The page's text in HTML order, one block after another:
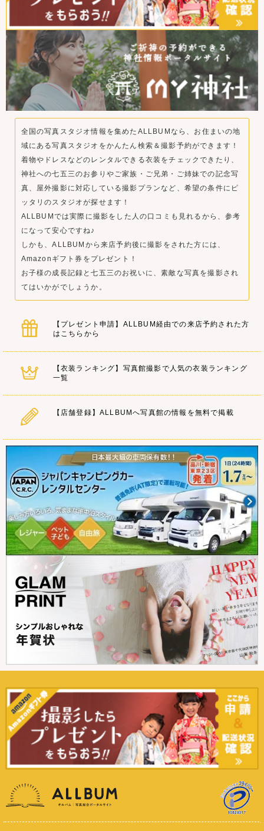
全国の写真スタジオ情報を集めたALLBUMなら、お住まいの地
域にある写真スタジオをかんたん検索＆撮影予約ができます！
着物やドレスなどのレンタルできる衣装をチェックできたり、
神社への七五三のお参りやご家族・ご兄弟・ご姉妹での記念写
真、屋外撮影に対応している撮影プランなど、希望の条件にピ
ッタリのスタジオが探せます！
ALLBUMでは実際に撮影をした人の口コミも見れるから、参考
になって安心ですね♪
しかも、ALLBUMから来店予約後に撮影をされた方には、
Amazonギフト券をプレゼント！
お子様の成長記録と七五三のお祝いに、素敵な写真を撮影され
てはいかがでしょうか。
【プレゼント申請】ALLBUM経由での来店予約された方
はこちらから
【衣装ランキング】写真館撮影で人気の衣装ランキング
一覧
【店舗登録】ALLBUMへ写真館の情報を無料で掲載